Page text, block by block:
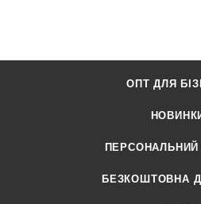
ОПТ ДЛЯ
ПЕРСОНАЛЬНИЙ
БЕЗКОШТОВНА